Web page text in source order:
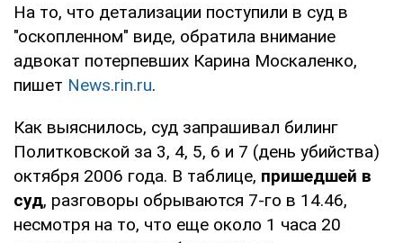
На то, что детализации поступили в суд в
"оскопленном" виде, обратила внимание
адвокат потерпевших Карина Москаленко,
пишет News.rin.ru.
Как выяснилось, суд запрашивал билинг
Политковской за 3, 4, 5, 6 и 7 (день убийства)
октября 2006 года. В таблице, пришедшей в
суд, разговоры обрываются 7-го в 14.46,
несмотря на то, что еще около 1 часа 20